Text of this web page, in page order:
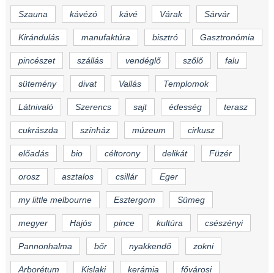
Szauna kávézó kávé Várak Sárvár
Kirándulás manufaktúra bisztró Gasztronómia
pincészet szállás vendéglő szőlő falu
sütemény divat Vallás Templomok
Látnivaló Szerencs sajt édesség terasz
cukrászda színház múzeum cirkusz
előadás bio céltorony delikát Füzér
orosz asztalos csillár Eger
my little melbourne Esztergom Sümeg
megyer Hajós pince kultúra csészényi
Pannonhalma bőr nyakkendő zokni
Arborétum Kislaki kerámia fővárosi